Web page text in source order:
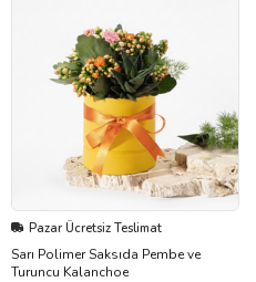
Pazar Ücretsiz Teslimat
Sarı Polimer Saksıda Pembe ve
Turuncu Kalanchoe